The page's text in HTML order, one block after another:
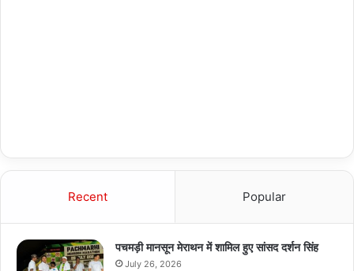
Recent Popular
पचमड़ी मानसून मेराथन में शामिल हुए सांसद दर्शन सिंह
July 26, 2026